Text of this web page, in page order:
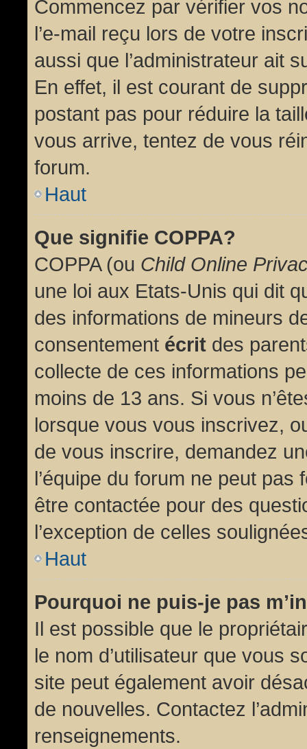
Commencez par vérifier vos
l’e-mail reçu lors de votre
aussi que l’administrateur ait
En effet, il est courant de
postant pas pour réduire la
vous arrive, tentez de vous
forum.
Haut
Que signifie COPPA?
COPPA (ou Child Online
une loi aux Etats-Unis qui dit
des informations de mineurs
consentement écrit des
collecte de ces informations
moins de 13 ans. Si vous
lorsque vous vous inscrivez,
de vous inscrire, demandez
l’équipe du forum ne peut
être contactée pour des
l’exception de celles
Haut
Pourquoi ne puis-je pas
Il est possible que le
le nom d’utilisateur que vous
site peut également avoir
de nouvelles. Contactez
renseignements.